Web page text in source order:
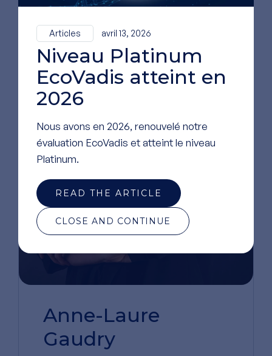
Articles avril 13, 2026
Niveau Platinum
EcoVadis atteint en
2026
Nous avons en 2026, renouvelé notre
évaluation EcoVadis et atteint le niveau
Platinum.
READ THE ARTICLE
CLOSE AND CONTINUE
Anne-Laure
Gaudry